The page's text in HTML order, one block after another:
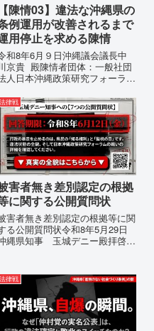
【陳情03】違法な沖縄県の
例運用が改善されるまで
用停止を求める陳情
和8年6月９日沖縄議会議長中
京貴 殿陳情者団体：一般社団
人日本沖縄政策研究フォーラム
：沖縄県那覇市電 話：080-違
な沖縄県の条例運用が改善され
まで運用停止を求める陳情陳情
趣旨沖縄県は、「沖縄県...
法律戦
害者無き差別認定の根拠
に関する公開質問状
害者無き差別認定の根拠等に関
る公開質問状令和8年5月29日
縄県知事 玉城デニー殿拝啓貴
す。私は、適正な意見陳述（弁
）を行うにあたり、沖縄県行政
手続条例第28条で定められた...
法律戦